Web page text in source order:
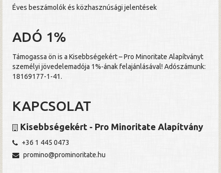
Éves beszámolók és közhasznúsági jelentések
ADÓ 1%
Támogassa ön is a Kisebbségekért – Pro Minoritate Alapítványt
személyi jövedelemadója 1%-ának felajánlásával! Adószámunk:
18169177-1-41.
KAPCSOLAT
Kisebbségekért - Pro Minoritate Alapítvány
+36 1 445 0473
promino@prominoritate.hu